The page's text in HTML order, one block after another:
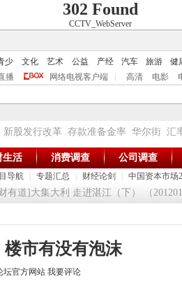
302 Found
CCTV_WebServer
少 文化 艺术 公益 产经 汽车 旅游 健
播 网络电视客户端 高清 电影
新股发行改革 存款准备金率 华尔街 汇
导航 专题汇总 财经论剑 中国资本市场
生活 消费调查 公司调查
道]大集大利 走进湛江（下） （20120124
市有没有泡沫
坛官方网站 我要评论